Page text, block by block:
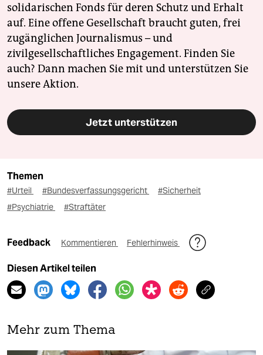
solidarischen Fonds für deren Schutz und Erhalt
auf. Eine offene Gesellschaft braucht guten, frei
zugänglichen Journalismus – und
zivilgesellschaftliches Engagement. Finden Sie
auch? Dann machen Sie mit und unterstützen Sie
unsere Aktion.
Jetzt unterstützen
Themen
#Urteil #Bundesverfassungsgericht
#Sicherheit
#Psychiatrie
#Straftäter
Feedback Kommentieren Fehlerhinweis
Diesen Artikel teilen
Mehr zum Thema